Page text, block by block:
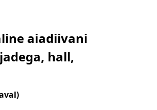
aiadiivani
hall,